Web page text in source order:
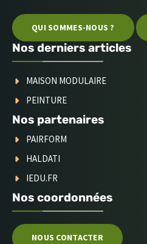
QUI SOMMES-NOUS ?
Nos derniers articles
MAISON MODULAIRE
PEINTURE
Nos partenaires
PAIRFORM
HALDATI
IEDU.FR
Nos coordonnées
NOUS CONTACTER